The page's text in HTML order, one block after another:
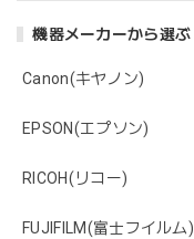
機器メーカーから選ぶ
Canon(キヤノン)
EPSON(エプソン)
RICOH(リコー)
FUJIFILM(富士フイルム)